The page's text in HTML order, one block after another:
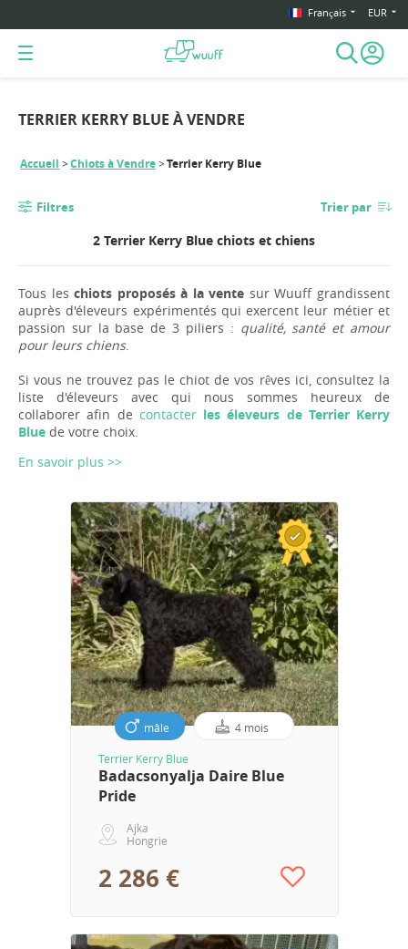
Français EUR
TERRIER KERRY BLUE À VENDRE
Accueil Chiots à Vendre Terrier Kerry Blue
Filtres Trier par
2 Terrier Kerry Blue chiots et chiens
Tous leschiots proposés à la vente sur Wuuff grandissent
auprès d'éleveurs expérimentés qui exercent leur métier et
passion sur la base de 3 piliers : qualité, santé et amour
pour leurs chiens.
Si vous ne trouvez pas le chiot de vos rêves ici, consultez la
liste d'éleveurs avec qui nous sommes heureux de
collaborer afin de contacterles éleveurs de Terrier Kerry
Blue de votre choix.
En savoir plus >>
mâle 4 mois
Terrier Kerry Blue
Badacsonyalja Daire Blue
Pride
Ajka
Hongrie
2 286 €